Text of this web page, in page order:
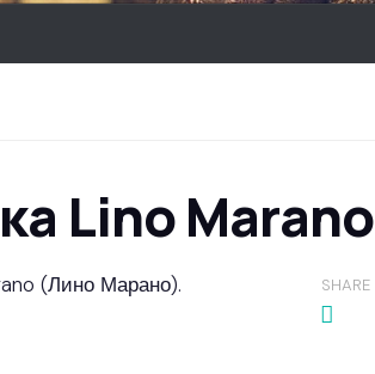
Lino Marano
(Лино Марано). SHARE